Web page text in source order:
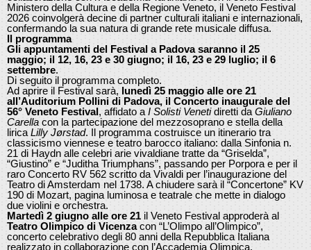
Ministero della Cultura e della Regione Veneto, il Veneto Festival
2026 coinvolgerà decine di partner culturali italiani e internazionali,
confermando la sua natura di grande rete musicale diffusa.
Il programma
Gli appuntamenti del Festival a Padova saranno il 25
maggio; il 12, 16, 23 e 30 giugno; il 16, 23 e 29 luglio; il 6
settembre.
Di seguito il programma completo.
Ad aprire il Festival sarà, lunedì 25 maggio alle ore 21
all’Auditorium Pollini di Padova, il Concerto inaugurale del
56° Veneto Festival, affidato a I Solisti Venetidiretti da Giuliano
Carella con la partecipazione del mezzosoprano e stella della
lirica Lilly Jørstad. Il programma costruisce un itinerario tra
classicismo viennese e teatro barocco italiano: dalla Sinfonia n.
21 di Haydn alle celebri arie vivaldiane tratte da “Griselda”,
“Giustino” e “Juditha Triumphans”, passando per Porpora e per il
raro Concerto RV 562 scritto da Vivaldi per l’inaugurazione del
Teatro di Amsterdam nel 1738. A chiudere sarà il “Concertone” KV
190 di Mozart, pagina luminosa e teatrale che mette in dialogo
due violini e orchestra.
Martedì 2 giugno alle ore 21 il Veneto Festival approderà al
Teatro Olimpico di Vicenzacon “L’Olimpo all’Olimpico”,
concerto celebrativo degli 80 anni della Repubblica Italiana
realizzato in collaborazione con l’Accademia Olimpica.